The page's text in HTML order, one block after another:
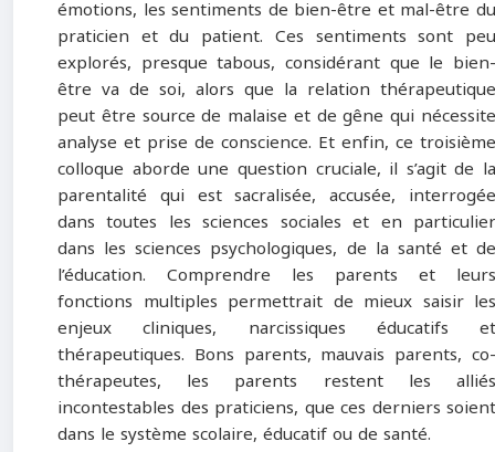
émotions, les sentiments de bien-être et mal-être du
praticien et du patient. Ces sentiments sont peu
explorés, presque tabous, considérant que le bien-
être va de soi, alors que la relation thérapeutique
peut être source de malaise et de gêne qui nécessite
analyse et prise de conscience. Et enfin, ce troisième
colloque aborde une question cruciale, il s’agit de la
parentalité qui est sacralisée, accusée, interrogée
dans toutes les sciences sociales et en particulier
dans les sciences psychologiques, de la santé et de
l’éducation. Comprendre les parents et leurs
fonctions multiples permettrait de mieux saisir les
enjeux cliniques, narcissiques éducatifs et
thérapeutiques. Bons parents, mauvais parents, co-
thérapeutes, les parents restent les alliés
incontestables des praticiens, que ces derniers soient
dans le système scolaire, éducatif ou de santé.